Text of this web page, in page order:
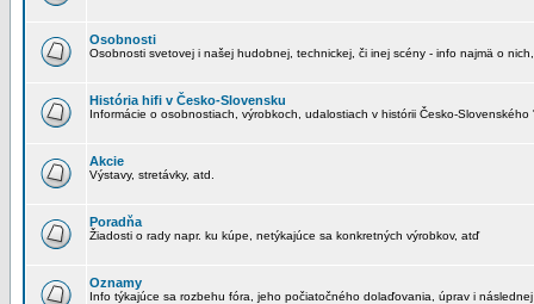
Osobnosti
Osobnosti svetovej i našej hudobnej, technickej, či inej scény - info najmä o
História hifi v Česko-Slovensku
Informácie o osobnostiach, výrobkoch, udalostiach v histórii Česko-Slovenského
Akcie
Výstavy, stretávky, atd.
Poradňa
Žiadosti o rady napr. ku kúpe, netýkajúce sa konkretných výrobkov, atď
Oznamy
Info týkajúce sa rozbehu fóra, jeho počiatočného dolaďovania, úprav i